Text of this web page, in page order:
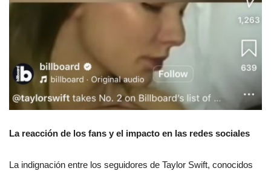
La reacción de los fans y el impacto en las redes sociales
La indignación entre los seguidores de Taylor Swift, conocidos